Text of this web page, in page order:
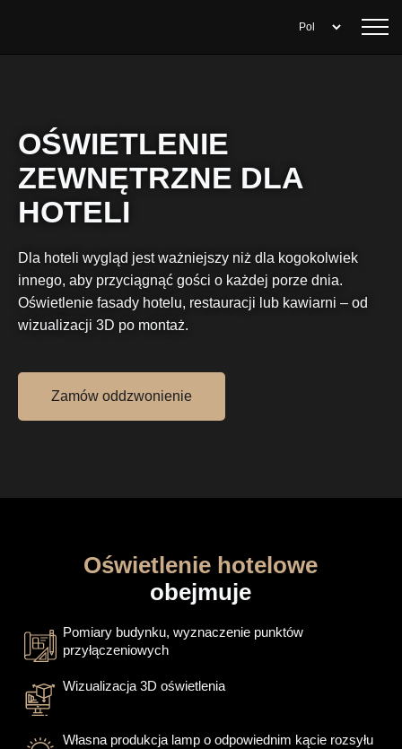
OŚWIETLENIE
ZEWNĘTRZNE DLA
HOTELI
Dla hoteli wygląd jest ważniejszy niż dla kogokolwiek
innego, aby przyciągnąć gości o każdej porze dnia.
Oświetlenie fasady hotelu, restauracji lub kawiarni – od
wizualizacji 3D po montaż.
Zamów oddzwonienie
Oświetlenie hotelowe
obejmuje
Pomiary budynku, wyznaczenie punktów
przyłączeniowych
Wizualizacja 3D oświetlenia
Własna produkcja lamp o odpowiednim kącie rozsyłu